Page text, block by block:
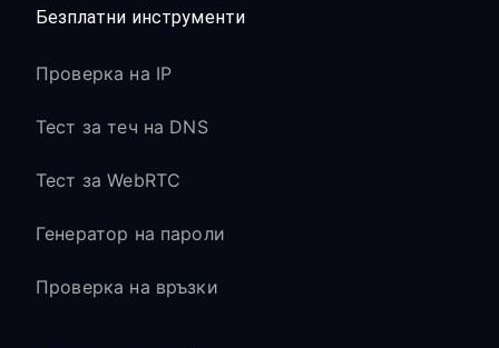
Безплатни инструменти
Проверка на IP
Тест за теч на DNS
Тест за WebRTC
Генератор на пароли
Проверка на връзки